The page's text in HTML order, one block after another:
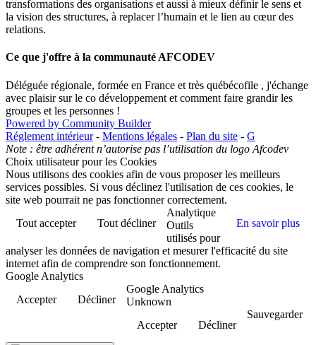
transformations des organisations et aussi à mieux définir le sens et
la vision des structures, à replacer l’humain et le lien au cœur des
relations.
Ce que j'offre à la communauté AFCODEV
Déléguée régionale, formée en France et très québécofile , j'échange
avec plaisir sur le co développement et comment faire grandir les
groupes et les personnes !
Powered by Community Builder
Réglement intérieur- Mentions légales - Plan du site - G
Note : être adhérent n’autorise pas l’utilisation du logo Afcodev
Choix utilisateur pour les Cookies
Nous utilisons des cookies afin de vous proposer les meilleurs
services possibles. Si vous déclinez l'utilisation de ces cookies, le
site web pourrait ne pas fonctionner correctement.
Tout accepter
Tout décliner En savoir plus
Analytique
Outils
utilisés pour
analyser les données de navigation et mesurer l'efficacité du site
internet afin de comprendre son fonctionnement.
Google Analytics
Accepter
Décliner
Google Analytics
Unknown
Accepter
Décliner
Sauvegarder